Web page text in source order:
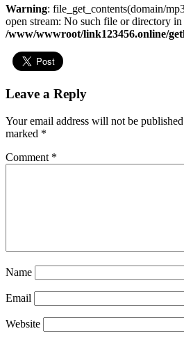
Warning: file_get_contents(domain/
open stream: No such file or directory in
/www/wwwroot/link123456.online/
Leave a Reply
Your email address will not be
marked *
Comment *
Name
Email
Website